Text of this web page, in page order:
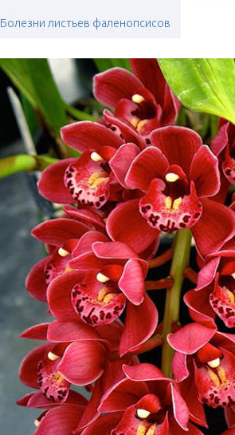
Болезни листьев фаленопсисов